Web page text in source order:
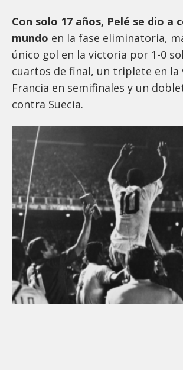
Con solo 17 años, Pelé se dio a
mundo en la fase eliminatoria,
único gol en la victoria por 1-0
cuartos de final, un triplete en
Francia en semifinales y un
contra Suecia.